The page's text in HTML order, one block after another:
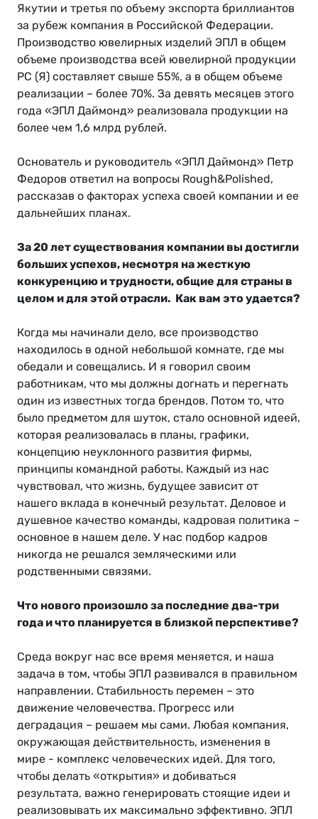
Якутии и третья по объему экспорта бриллиантов
за рубеж компания в Российской Федерации.
Производство ювелирных изделий ЭПЛ в общем
объеме производства всей ювелирной продукции
РС (Я) составляет свыше 55%, а в общем объеме
реализации – более 70%. За девять месяцев этого
года «ЭПЛ Даймонд» реализовала продукции на
более чем 1,6 млрд рублей.
Основатель и руководитель «ЭПЛ Даймонд» Петр
Федоров ответил на вопросы Rough&Polished,
рассказав о факторах успеха своей компании и ее
дальнейших планах.
За 20 лет существования компании вы достигли
больших успехов, несмотря на жесткую
конкуренцию и трудности, общие для страны в
целом и для этой отрасли. Как вам это удается?
Когда мы начинали дело, все производство
находилось в одной небольшой комнате, где мы
обедали и совещались. И я говорил своим
работникам, что мы должны догнать и перегнать
один из известных тогда брендов. Потом то, что
было предметом для шуток, стало основной идеей,
которая реализовалась в планы, графики,
концепцию неуклонного развития фирмы,
принципы командной работы. Каждый из нас
чувствовал, что жизнь, будущее зависит от
нашего вклада в конечный результат. Деловое и
душевное качество команды, кадровая политика –
основное в нашем деле. У нас подбор кадров
никогда не решался земляческими или
родственными связями.
Что нового произошло за последние два-три
года и что планируется в близкой перспективе?
Среда вокруг нас все время меняется, и наша
задача в том, чтобы ЭПЛ развивался в правильном
направлении. Стабильность перемен – это
движение человечества. Прогресс или
деградация – решаем мы сами. Любая компания,
окружающая действительность, изменения в
мире - комплекс человеческих идей. Для того,
чтобы делать «открытия» и добиваться
результата, важно генерировать стоящие идеи и
реализовывать их максимально эффективно. ЭПЛ